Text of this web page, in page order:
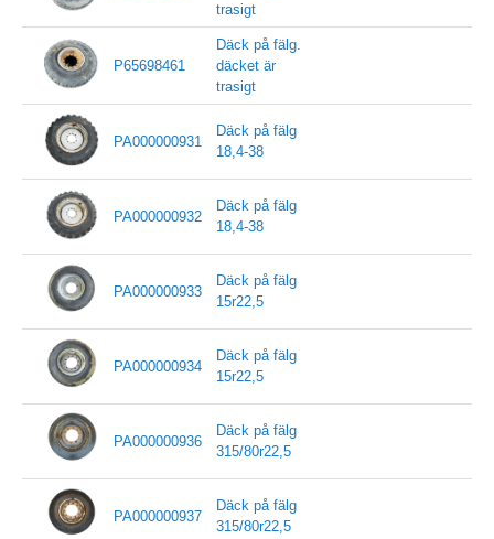
trasigt
P65698461
Däck på fälg.
däcket är
trasigt
PA000000931
Däck på fälg
18,4-38
PA000000932
Däck på fälg
18,4-38
PA000000933
Däck på fälg
15r22,5
PA000000934
Däck på fälg
15r22,5
PA000000936
Däck på fälg
315/80r22,5
PA000000937
Däck på fälg
315/80r22,5